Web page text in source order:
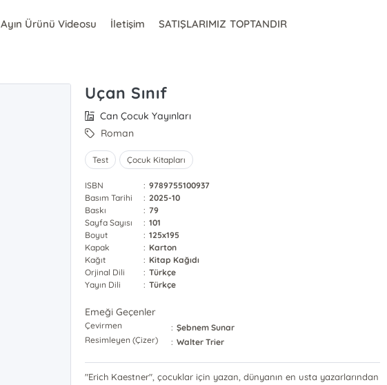
Ayın Ürünü Videosu İletişim SATIŞLARIMIZ TOPTANDIR
Uçan Sınıf
Can Çocuk Yayınları
Roman
Test Çocuk Kitapları
ISBN : 9789755100937
Basım Tarihi
: 2025-10
Baskı
: 79
Sayfa Sayısı
: 101
Boyut
: 125x195
Kapak
: Karton
Kağıt
: Kitap Kağıdı
Orjinal Dili
: Türkçe
Yayın Dili
: Türkçe
Emeği Geçenler
Çevirmen : Şebnem Sunar
Resimleyen (Çizer)
: Walter Trier
"Erich Kaestner", çocuklar için yazan, dünyanın en usta yazarlarından